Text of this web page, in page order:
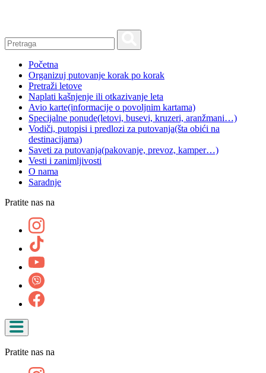
Početna
Organizuj putovanje korak po korak
Pretraži letove
Naplati kašnjenje ili otkazivanje leta
Avio karte(informacije o povoljnim kartama)
Specijalne ponude(letovi, busevi, kruzeri, aranžmani…)
Vodiči, putopisi i predlozi za putovanja(šta obići na
destinacijama)
Saveti za putovanja(pakovanje, prevoz, kamper…)
Vesti i zanimljivosti
O nama
Saradnje
Pratite nas na
Pratite nas na